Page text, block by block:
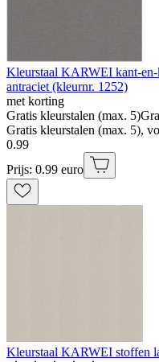
Kleurstaal KARWEI kant-
antraciet (kleurnr. 1252)
met korting
Gratis kleurstalen (max. 5)
Gratis kleurstalen (max. 5),
0.99
Prijs: 0.99 euro
Kleurstaal KARWEI stoffen